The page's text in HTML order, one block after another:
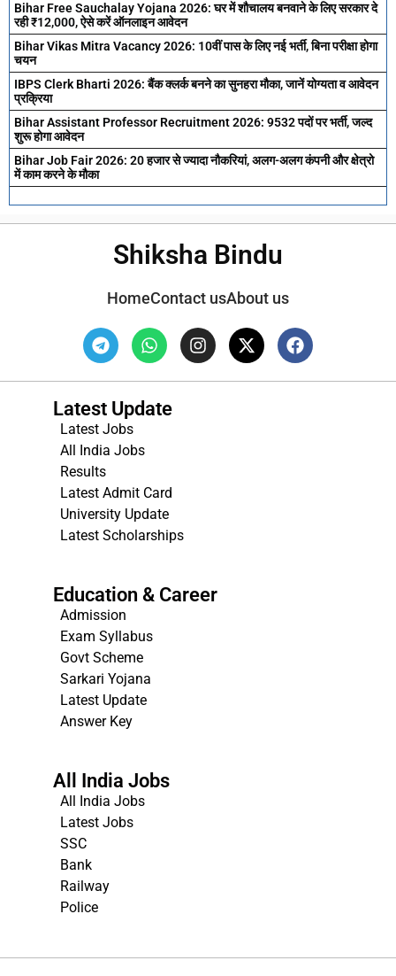
Bihar Free Sauchalay Yojana 2026: घर में शौचालय बनवाने के लिए सरकार दे
रही ₹12,000, ऐसे करें ऑनलाइन आवेदन
Bihar Vikas Mitra Vacancy 2026: 10वीं पास के लिए नई भर्ती, बिना परीक्षा होगा
चयन
IBPS Clerk Bharti 2026: बैंक क्लर्क बनने का सुनहरा मौका, जानें योग्यता व आवेदन
प्रक्रिया
Bihar Assistant Professor Recruitment 2026: 9532 पदों पर भर्ती, जल्द
शुरू होगा आवेदन
Bihar Job Fair 2026: 20 हजार से ज्यादा नौकरियां, अलग-अलग कंपनी और क्षेत्रो
में काम करने के मौका
Shiksha Bindu
HomeContact usAbout us
Latest Update
Latest Jobs
All India Jobs
Results
Latest Admit Card
University Update
Latest Scholarships
Education & Career
Admission
Exam Syllabus
Govt Scheme
Sarkari Yojana
Latest Update
Answer Key
All India Jobs
All India Jobs
Latest Jobs
SSC
Bank
Railway
Police